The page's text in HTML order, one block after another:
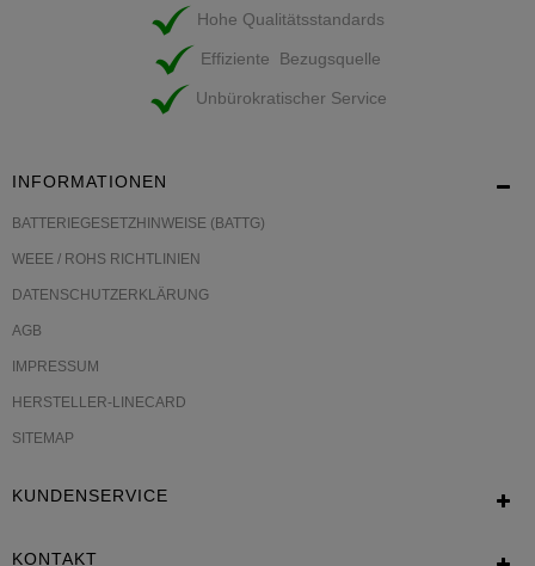
Hohe Qualitätsstandards
Effiziente Bezugsquelle
Unbürokratischer Service
INFORMATIONEN
BATTERIEGESETZHINWEISE (BATTG)
WEEE / ROHS RICHTLINIEN
DATENSCHUTZERKLÄRUNG
AGB
IMPRESSUM
HERSTELLER-LINECARD
SITEMAP
KUNDENSERVICE
KONTAKT